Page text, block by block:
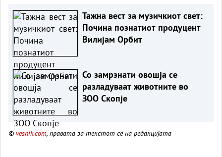
Тажна вест за музичкиот свет:
Почина познатиот продуцент
Вилијам Орбит
Со замрзнати овошја се
разладуваат животните во
ЗОО Скопје
© vesnik.com, правата за текстот се на редакцијата